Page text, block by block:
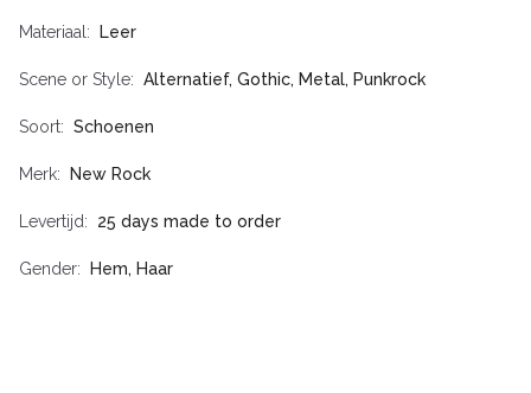
Materiaal Leer
Scene or Style Alternatief, Gothic, Metal, Punkrock
Soort Schoenen
Merk New Rock
Levertijd 25 days made to order
Gender Hem, Haar